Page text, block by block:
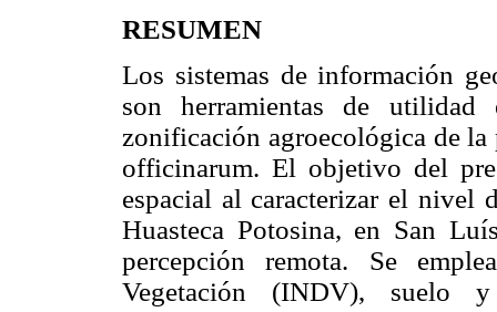
RESUMEN
Los sistemas de información
son herramientas de
zonificación agroecológica de la
officinarum. El objetivo del
espacial al caracterizar el
Huasteca Potosina, en San
percepción remota. Se
Vegetación (INDV), suelo